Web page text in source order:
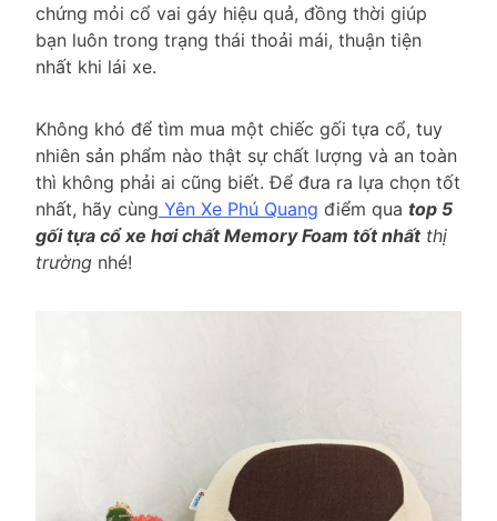
chứng mỏi cổ vai gáy hiệu quả, đồng thời giúp
bạn luôn trong trạng thái thoải mái, thuận tiện
nhất khi lái xe.
Không khó để tìm mua một chiếc gối tựa cổ, tuy
nhiên sản phẩm nào thật sự chất lượng và an toàn
thì không phải ai cũng biết. Để đưa ra lựa chọn tốt
nhất, hãy cùng Yên Xe Phú Quang điểm qua top 5
gối tựa cổ xe hơi chất Memory Foam tốt nhấtthị
trường nhé!